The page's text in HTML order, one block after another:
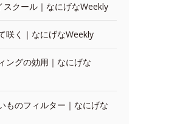
スクール｜なにげなWeekly
咲く｜なにげなWeekly
ングの効用｜なにげな
ものフィルター｜なにげな